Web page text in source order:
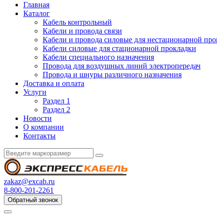
Главная
Каталог
Кабель контрольный
Кабели и провода связи
Кабели и провода силовые для нестационарной
Кабели силовые для стационарной прокладки
Кабели специального назначения
Провода для воздушных линий электропередач
Провода и шнуры различного назначения
Доставка и оплата
Услуги
Раздел 1
Раздел 2
Новости
О компании
Контакты
zakaz@excab.ru
8-800-201-2261
Обратный звонок